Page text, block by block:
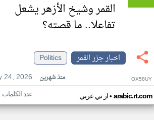
القمر وشيخ الأزهر يشعل
تفاعلا.. ما قصته؟
اخبار جزر القمر
Politics
24, 2026
منذ شهرين OX58UY
ار تي عربي• arabic.rt.com عدد الكلمات: ٣٢٨